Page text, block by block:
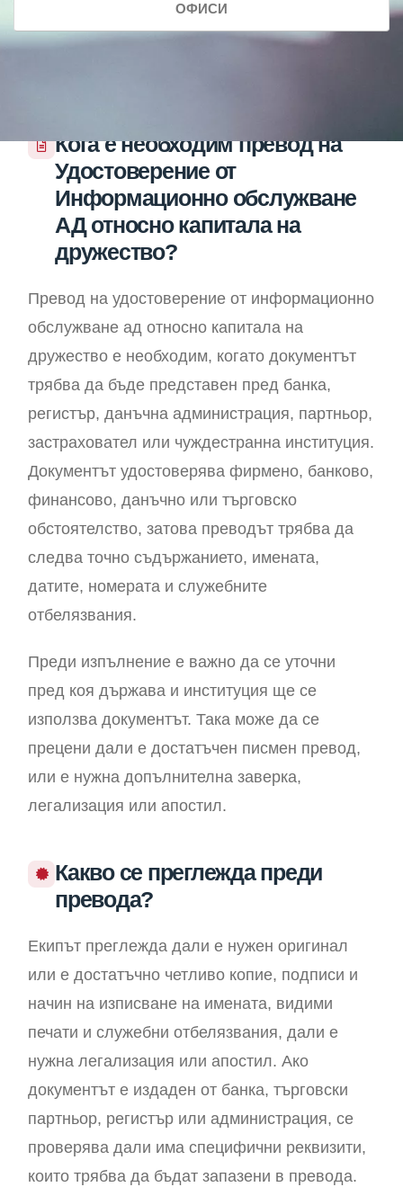
ОФИСИ
Кога е необходим превод на
Удостоверение от
Информационно обслужване
АД относно капитала на
дружество?
Превод на удостоверение от информационно
обслужване ад относно капитала на
дружество е необходим, когато документът
трябва да бъде представен пред банка,
регистър, данъчна администрация, партньор,
застраховател или чуждестранна институция.
Документът удостоверява фирмено, банково,
финансово, данъчно или търговско
обстоятелство, затова преводът трябва да
следва точно съдържанието, имената,
датите, номерата и служебните
отбелязвания.
Преди изпълнение е важно да се уточни
пред коя държава и институция ще се
използва документът. Така може да се
прецени дали е достатъчен писмен превод,
или е нужна допълнителна заверка,
легализация или апостил.
Какво се преглежда преди
превода?
Екипът преглежда дали е нужен оригинал
или е достатъчно четливо копие, подписи и
начин на изписване на имената, видими
печати и служебни отбелязвания, дали е
нужна легализация или апостил. Ако
документът е издаден от банка, търговски
партньор, регистър или администрация, се
проверява дали има специфични реквизити,
които трябва да бъдат запазени в превода.